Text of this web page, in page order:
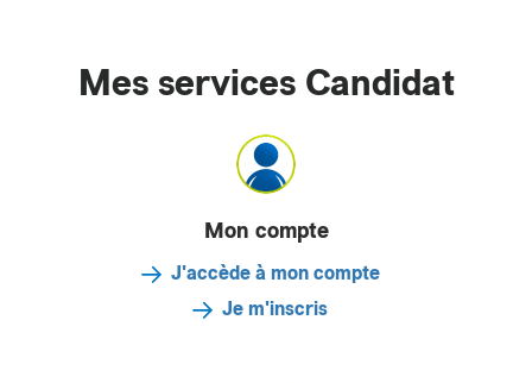
Mes services Candidat
Mon compte
J'accède à mon compte
Je m'inscris